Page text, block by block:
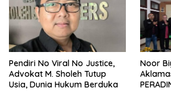
Pendiri No Viral No Justice,
Advokat M. Sholeh Tutup
Usia, Dunia Hukum Berduka
Noor